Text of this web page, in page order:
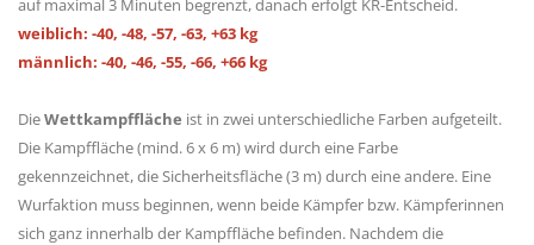
auf maximal 3 Minuten begrenzt, danach erfolgt KR-Entscheid.
weiblich: -40, -48, -57, -63, +63 kg
männlich: -40, -46, -55, -66, +66 kg
DieWettkampffläche ist in zwei unterschiedliche Farben aufgeteilt.
Die Kampffläche (mind. 6 x 6 m) wird durch eine Farbe
gekennzeichnet, die Sicherheitsfläche (3 m) durch eine andere. Eine
Wurfaktion muss beginnen, wenn beide Kämpfer bzw. Kämpferinnen
sich ganz innerhalb der Kampffläche befinden. Nachdem die